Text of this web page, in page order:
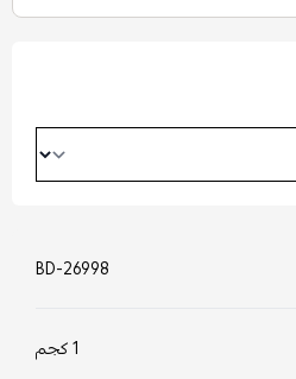
BD-26998
1 كجم